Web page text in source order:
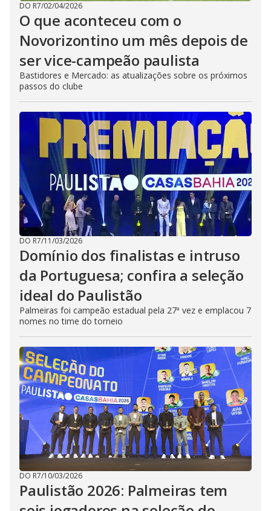
DO R7/02/04/2026
O que aconteceu com o
Novorizontino um mês depois de
ser vice-campeão paulista
Bastidores e Mercado: as atualizações sobre os próximos
passos do clube
DO R7/11/03/2026
Domínio dos finalistas e intruso
da Portuguesa; confira a seleção
ideal do Paulistão
Palmeiras foi campeão estadual pela 27ª vez e emplacou 7
nomes no time do torneio
DO R7/10/03/2026
Paulistão 2026: Palmeiras tem